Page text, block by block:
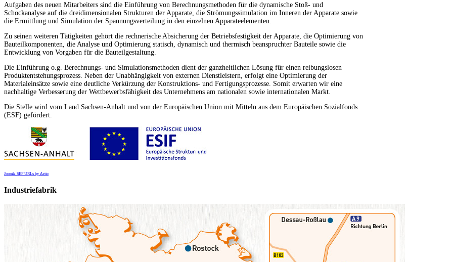
Aufgaben des neuen Mitarbeiters sind die Einführung von Berechnungsmethoden für die dynamische Stoß- und
Schockanalyse auf die dreidimensionalen Strukturen der Apparate, die Strömungssimulation im Inneren der Apparate sowie
die Ermittlung und Simulation der Spannungsverteilung in den einzelnen Apparateelementen.
Zu seinen weiteren Tätigkeiten gehört die rechnerische Absicherung der Betriebsfestigkeit der Apparate, die Optimierung von
Bauteilkomponenten, die Analyse und Optimierung statisch, dynamisch und thermisch beanspruchter Bauteile sowie die
Entwicklung von Vorgaben für die Bauteilgestaltung.
Die Einführung o.g. Berechnungs- und Simulationsmethoden dient der ganzheitlichen Lösung für einen reibungslosen
Produktentstehungsprozess. Neben der Unabhängigkeit von externen Dienstleistern, erfolgt eine Optimierung der
Materialeinsätze sowie eine deutliche Verkürzung der Konstruktions- und Fertigungsprozesse. Somit erwarten wir eine
nachhaltige Verbesserung der Wettbewerbsfähigkeit des Unternehmens am nationalen sowie internationalen Markt.
Die Stelle wird vom Land Sachsen-Anhalt und von der Europäischen Union mit Mitteln aus dem Europäischen Sozialfonds
(ESF) gefördert.
Joomla SEF URLs by Artio
Industriefabrik